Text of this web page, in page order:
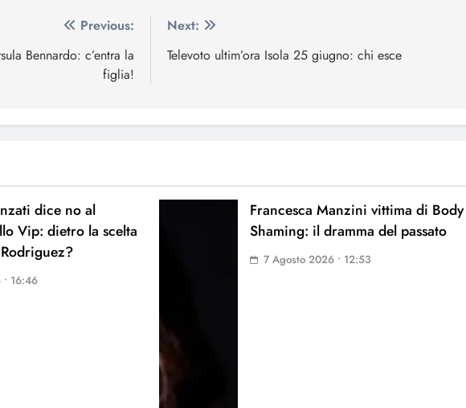
Previous:
Bennardo: c’entra la
figlia!
Next:
Televoto ultim’ora Isola 25 giugno: chi esce
dice no al
Vip: dietro la scelta
16:46
Francesca Manzini vittima di Body
Shaming: il dramma del passato
7 Agosto 2026 • 12:53